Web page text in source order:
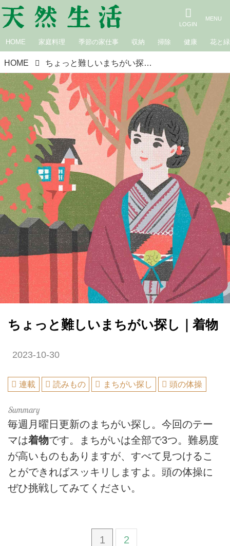
HOME 家庭料理 季節の家仕事 収納 掃除 健康 花と緑
HOME ちょっと難しいまちがい探し｜着物
ちょっと難しいまちがい探し｜着物
2023-10-30
連載 読みもの まちがい探し 頭の体操
毎週月曜日更新のまちがい探し。今回のテー
マは着物です。まちがいは全部で3つ。難易度
が高いものもありますが、すべて見つけるこ
とができればスッキリしますよ。頭の体操に
ぜひ挑戦してみてください。
1 2